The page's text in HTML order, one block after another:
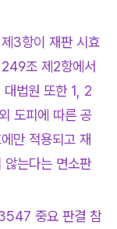
3항이 재판 시효
조 제2항에서
대법원 또한 1, 2
도피에 따른 공
만 적용되고 재
않는다는 면소판
중요 판결 참